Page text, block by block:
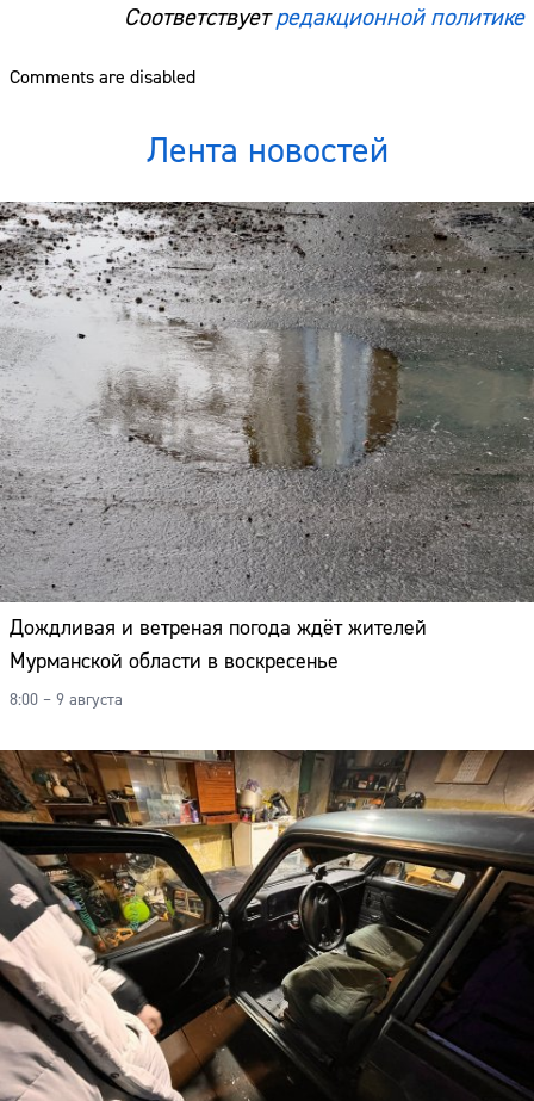
Соответствуетредакционной политике
Comments are disabled
Лента новостей
Дождливая и ветреная погода ждёт жителей
Мурманской области в воскресенье
8:00 – 9 августа